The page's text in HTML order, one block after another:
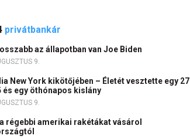
privátbankár
az állapotban van Joe Biden
9.
New York kikötőjében – Életét vesztette egy 27
és egy öthónapos kislány
9.
régebbi amerikai rakétákat vásárol